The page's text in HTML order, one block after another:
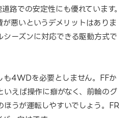
路での安定性にも優れています。
悪いというデメリットはありま
ーズンに対応できる駆動方式で
も4WDを必要としません。FFか
いえば操作に癖がなく、前輪のグ
ほうが運転しやすいでしょう。FR